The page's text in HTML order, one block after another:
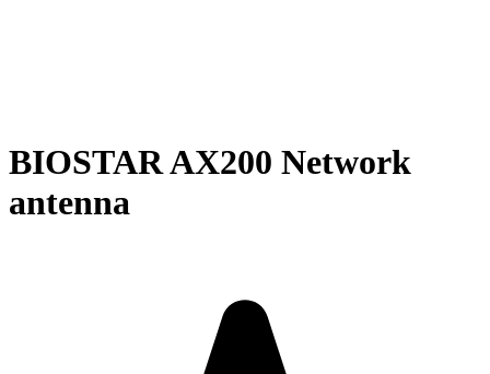
BIOSTAR AX200 Network
antenna